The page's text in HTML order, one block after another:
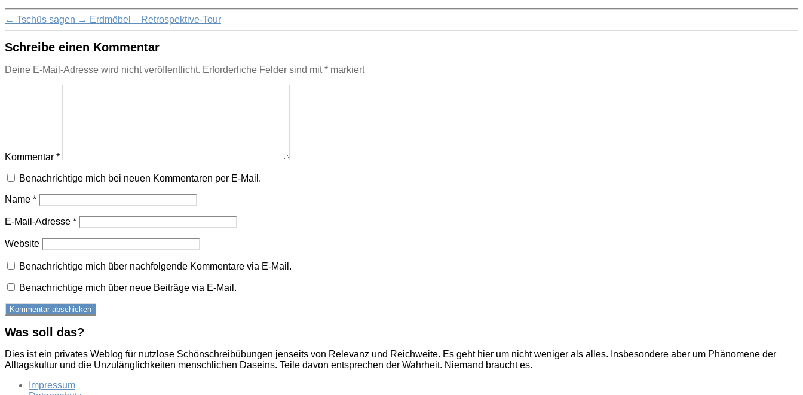
← Tschüs sagen → Erdmöbel – Retrospektive-Tour
Schreibe einen Kommentar
Deine E-Mail-Adresse wird nicht veröffentlicht. Erforderliche Felder sind mit* markiert
Kommentar *
Benachrichtige mich bei neuen Kommentaren per E-Mail.
Name *
E-Mail-Adresse *
Website
Benachrichtige mich über nachfolgende Kommentare via E-Mail.
Benachrichtige mich über neue Beiträge via E-Mail.
Was soll das?
Dies ist ein privates Weblog für nutzlose Schönschreibübungen jenseits von Relevanz und Reichweite. Es geht hier um nicht weniger als alles. Insbesondere aber um Phänomene der
Alltagskultur und die Unzulänglichkeiten menschlichen Daseins. Teile davon entsprechen der Wahrheit. Niemand braucht es.
Impressum